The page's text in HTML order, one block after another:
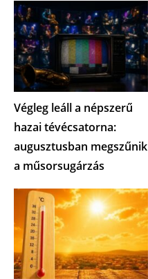
Végleg leáll a népszerű
hazai tévécsatorna:
augusztusban megszűnik
a műsorsugárzás